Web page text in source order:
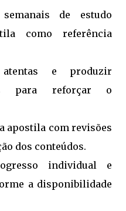
de estudo
como referência
e produzir
para reforçar o
apostila com revisões
dos conteúdos.
individual e
a disponibilidade